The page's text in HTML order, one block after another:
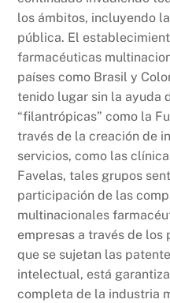
los ámbitos, incluyendo
pública. El
farmacéuticas
países como Brasil y
tenido lugar sin la ayuda
“filantrópicas” como la
través de la creación de
servicios, como las
Favelas, tales grupos
participación de las
multinacionales
empresas a través de los
que se sujetan las
intelectual, está
completa de la industria